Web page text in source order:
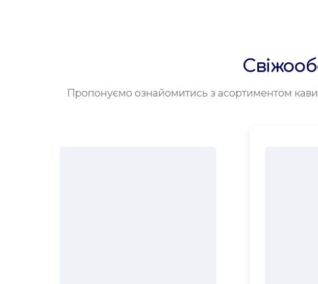
Пропонуємо ознайомитись з асортиментом